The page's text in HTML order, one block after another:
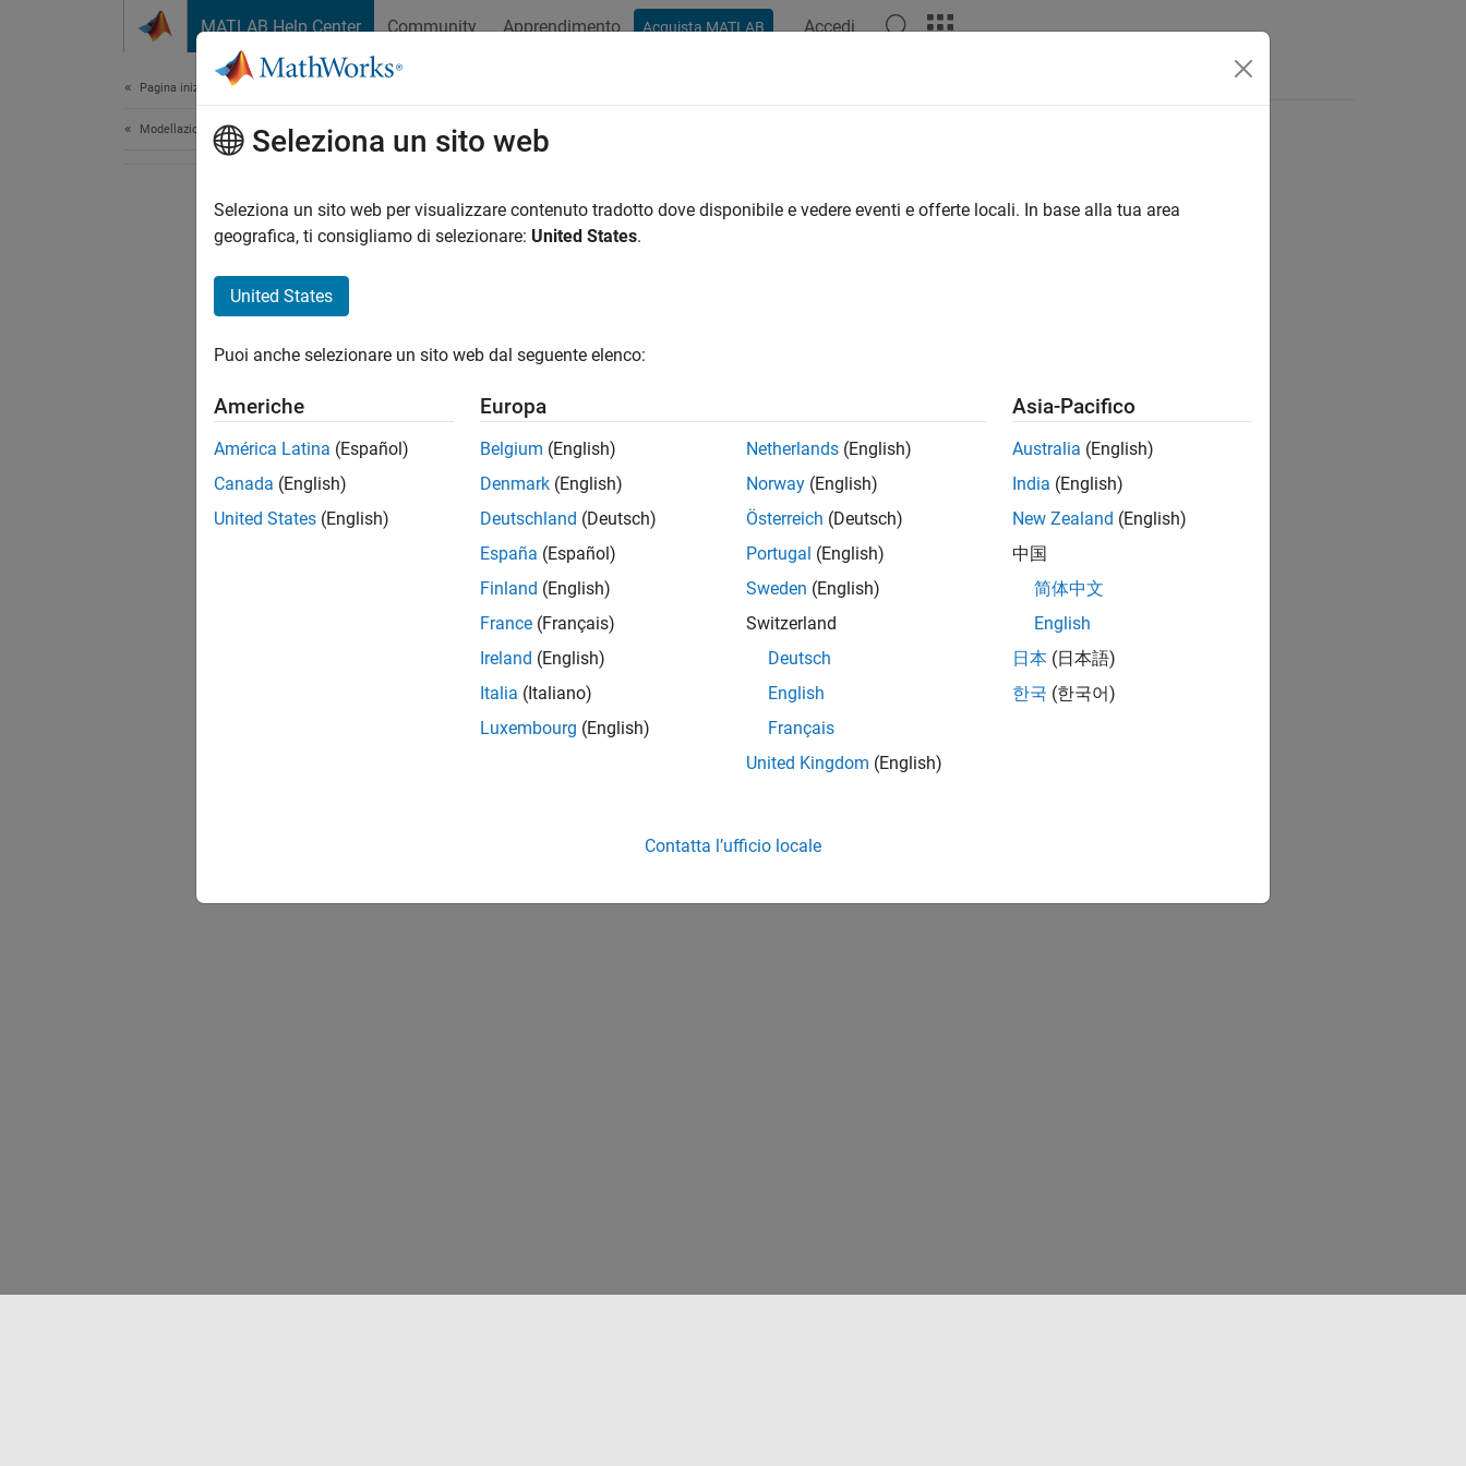
MATLAB Help Center Community Apprendimento Acquista MATLAB Accedi
Pagina iniziale della documentazione
Modellazione fisica Seleziona un sito web
Seleziona un sito web per visualizzare contenuto tradotto dove disponibile e vedere eventi e offerte locali. In base alla tua area
geografica, ti consigliamo di selezionare: United States.
United States
Puoi anche selezionare un sito web dal seguente elenco:
Americhe
América Latina (Español)
Canada (English)
United States (English)
Europa
Belgium (English)
Denmark (English)
Deutschland (Deutsch)
España (Español)
Finland (English)
France (Français)
Ireland (English)
Italia (Italiano)
Luxembourg (English)
Netherlands (English)
Norway (English)
Österreich (Deutsch)
Portugal (English)
Sweden (English)
Switzerland
Deutsch
English
Français
United Kingdom (English)
Asia-Pacifico
Australia (English)
India (English)
New Zealand (English)
中国
简体中文
English
日本 (日本語)
한국 (한국어)
Contatta l’ufficio locale